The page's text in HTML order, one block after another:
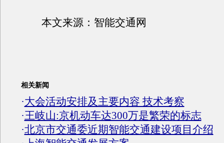
本文来源：智能交通网
相关新闻
·大会活动安排及主要内容 技术考察
·王岐山:京机动车达300万是繁荣的标志
·北京市交通委近期智能交通建设项目介绍